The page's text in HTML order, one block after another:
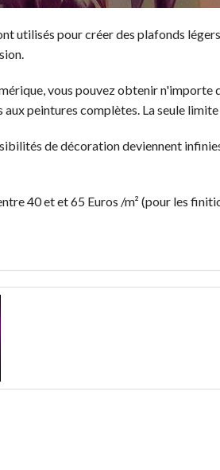
utilisés pour créer des plafonds
vous pouvez obtenir n'importe
peintures complètes. La seule
de décoration deviennent
40 et et 65 Euros /m² (pour les